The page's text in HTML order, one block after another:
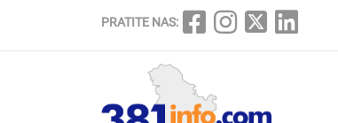
PRATITE NAS: